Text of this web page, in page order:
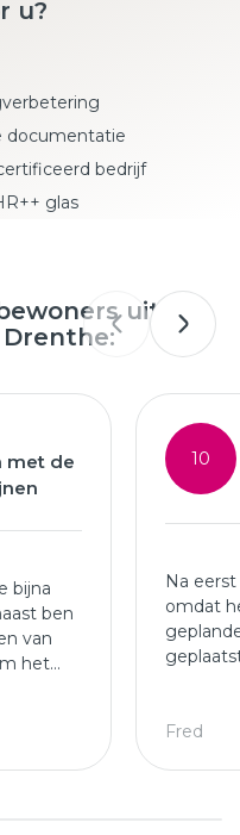
u?
documentatie
bedrijf
glas
uit
met de
bijna
ben
van
het
10
Na
omdat
Fred